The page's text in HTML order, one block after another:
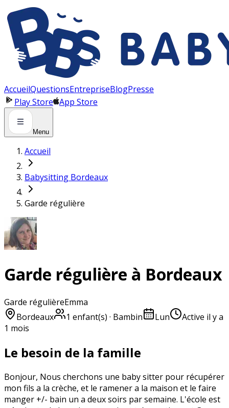
AccueilQuestionsEntrepriseBlogPresse
Play Store App Store
Menu
Accueil
Babysitting Bordeaux
Garde régulière
Garde régulière à Bordeaux
Garde régulièreEmma
Bordeaux
1 enfant(s) · Bambin Lun Active il y a
1 mois
Le besoin de la famille
Bonjour, Nous cherchons une baby sitter pour récupérer
mon fils a la crèche, et le ramener a la maison et le faire
manger +/- bain un a deux soirs par semaine. L'école est
Panneau de gestion des cookies